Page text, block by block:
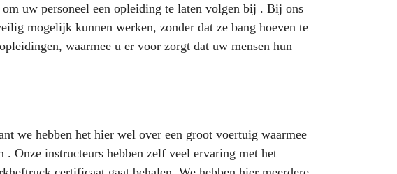
uw personeel een opleiding te laten volgen bij . Bij ons
mogelijk kunnen werken, zonder dat ze bang hoeven te
waarmee u er voor zorgt dat uw mensen hun
we hebben het hier wel over een groot voertuig waarmee
Onze instructeurs hebben zelf veel ervaring met het